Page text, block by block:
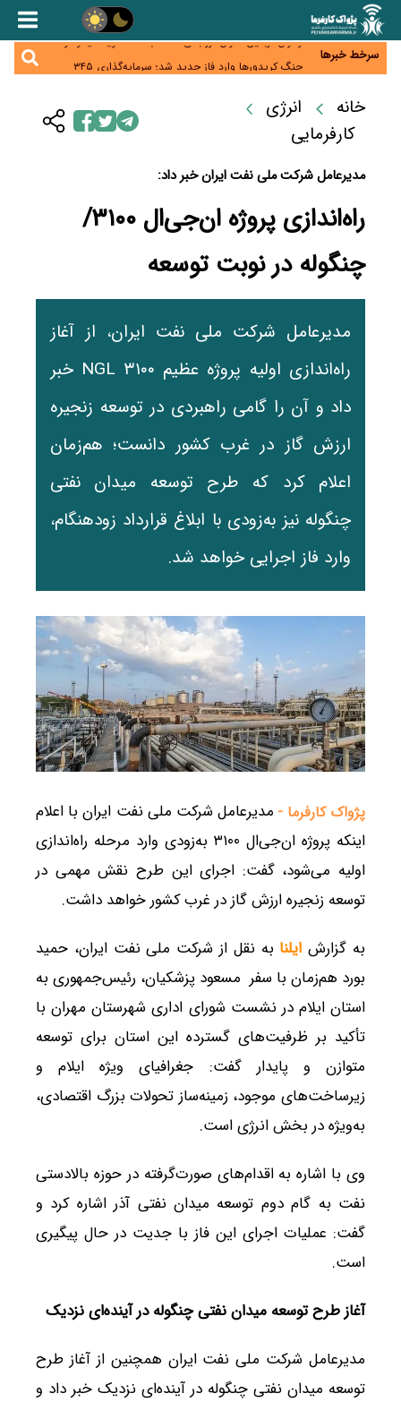
سرخط خبرها
همایش و مسابقه نذری ماه صفر برگزار شد
زائران اربعین نگران ارز باقی‌مانده نباشند؛ خرید دینار در
بانک‌ها و صرافی‌ها جنگ کریدورها وارد فاز جدید شد؛ سرمایه‌گذاری ۳۴۵
میلیارد دلاری اوراسیا تا ۲۰۳۵
شبکه کمتر توسعه می‌یابد
تأمین سرمایه در گردش بدون خلق نقدینگی؛ نقش
جدید سیاست‌های مالیاتی در حمایت از تولید
خانه
انرژی
کارفرمایی
مدیرعامل شرکت ملی نفت ایران خبر داد:
راه‌اندازی پروژه ان‌جی‌ال ۳۱۰۰/
چنگوله در نوبت توسعه
مدیرعامل شرکت ملی نفت ایران، از آغاز
راه‌اندازی اولیه پروژه عظیم NG‌L ۳۱۰۰ خبر
داد و آن را گامی راهبردی در توسعه زنجیره
ارزش گاز در غرب کشور دانست؛ هم‌زمان
اعلام کرد که طرح توسعه میدان نفتی
چنگوله نیز به‌زودی با ابلاغ قرارداد زودهنگام،
وارد فاز اجرایی خواهد شد.
پژواک کارفرما - مدیرعامل شرکت ملی نفت ایران با اعلام
اینکه پروژه ان‌جی‌ال ۳۱۰۰ به‌زودی وارد مرحله راه‌اندازی
اولیه می‌شود، گفت: اجرای این طرح نقش مهمی در
توسعه زنجیره ارزش گاز در غرب کشور خواهد داشت.
به گزارشایلنا به نقل از شرکت ملی نفت ایران، حمید
بورد هم‌زمان با سفر مسعود پزشکیان، رئیس‌جمهوری به
استان ایلام در نشست شورای اداری شهرستان مهران با
تأکید بر ظرفیت‌های گسترده این استان برای توسعه
متوازن و پایدار گفت: جغرافیای ویژه ایلام و
زیرساخت‌های موجود، زمینه‌ساز تحولات بزرگ اقتصادی،
به‌ویژه در بخش انرژی است.
وی با اشاره به اقدام‌های صورت‌گرفته در حوزه بالادستی
نفت به گام دوم توسعه میدان نفتی آذر اشاره کرد و
گفت: عملیات اجرای این فاز با جدیت در حال پیگیری
است.
آغاز طرح توسعه میدان نفتی چنگوله در آینده‌ای نزدیک
مدیرعامل شرکت ملی نفت ایران همچنین از آغاز طرح
توسعه میدان نفتی چنگوله در آینده‌ای نزدیک خبر داد و